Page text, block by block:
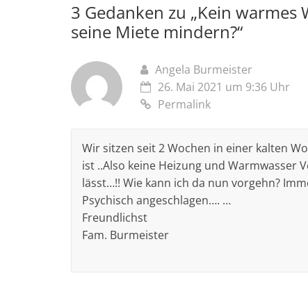
3 Gedanken zu „Kein warmes
seine Miete mindern?“
Angela Burmeister
26. Mai 2021 um 9:36 Uhr
Permalink
Wir sitzen seit 2 Wochen in einer kalten
ist ..Also keine Heizung und Warmwasser
lässt…!! Wie kann ich da nun vorgehn?
Psychisch angeschlagen…. …
Freundlichst
Fam. Burmeister